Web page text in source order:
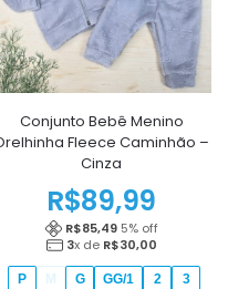
Conjunto Bebê Menino
Fleece Caminhão –
Cinza
R$89,99
R$85,49 5% off
3x de R$30,00
P M G GG/1 2 3